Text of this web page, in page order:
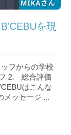
を現
フからの学校
2. 総合評価
はこんな
メッセージ ...